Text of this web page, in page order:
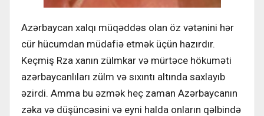
Azərbaycan xalqı müqəddəs olan öz vətənini hər
cür hücumdan müdafiə etmək üçün hazırdır.
Keçmiş Rza xanın zülmkar və mürtəce hökuməti
azərbaycanlıları zülm və sıxıntı altında saxlayıb
əzirdi. Amma bu əzmək heç zaman Azərbaycanın
zəka və düşüncəsini və eyni halda onların qəlbində